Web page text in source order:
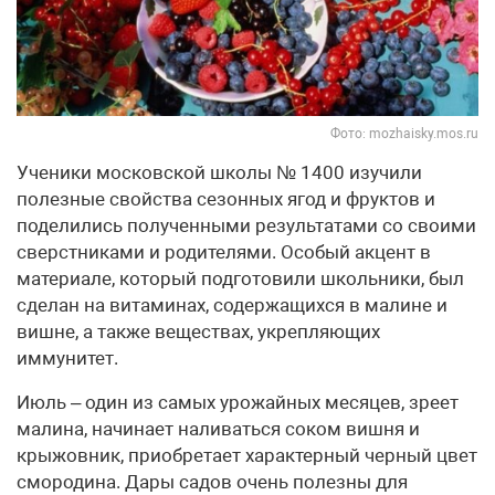
Фото: mozhaisky.mos.ru
Ученики московской школы № 1400 изучили
полезные свойства сезонных ягод и фруктов и
поделились полученными результатами со своими
сверстниками и родителями. Особый акцент в
материале, который подготовили школьники, был
сделан на витаминах, содержащихся в малине и
вишне, а также веществах, укрепляющих
иммунитет.
Июль – один из самых урожайных месяцев, зреет
малина, начинает наливаться соком вишня и
крыжовник, приобретает характерный черный цвет
смородина. Дары садов очень полезны для